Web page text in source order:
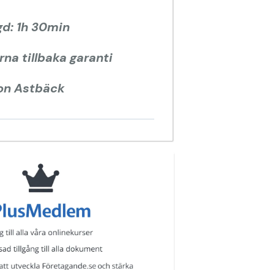
1h 30min
tillbaka garanti
Astbäck